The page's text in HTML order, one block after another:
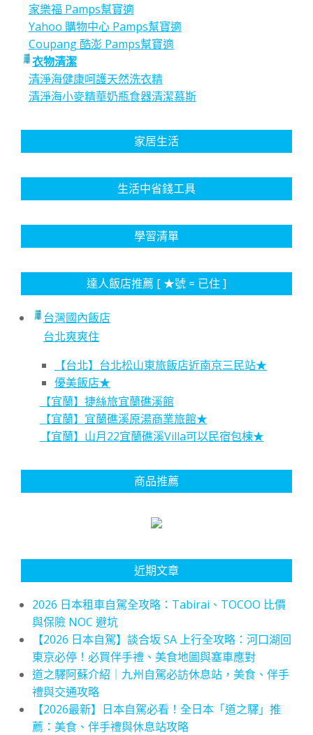
家樂福 Pamps幫寶適
Yahoo 購物中心 Pamps幫寶適
Coupang 酷澎 Pamps幫寶適
衣物清潔
清淨海健康呵護天然洗衣精
清淨海小麥精華奶瓶食器清潔慕斯
家居生活
生活中省錢工具
學習清單
達人飯店推薦 [ ★號 = 已住 ]
台灣國內飯店
台北爽爽住
【台北】台北松山東旅飯店近南京三民站★
優美飯店★
【宜蘭】捷絲旅宜蘭礁溪館
【宜蘭】宜蘭礁溪原湯商業旅館★
【宜蘭】山月22宜蘭礁溪Villa可以民宿包棟★
商品推薦
近期文章
2026 日本租車自駕全攻略：Tabirai、TOCOO 比價
與保險 NOC 避坑
【2026 日本自駕】談合坂 SA 上行全攻略：河口湖回
東京必停！必買伴手禮、美食地圖與塞車應對
道之驛阿蘇介紹｜九州自駕必訪休息站，美食、伴手
禮與交通攻略
【2026最新】日本自駕必看！全日本「道之驛」推
薦：美食、伴手禮與休息站攻略